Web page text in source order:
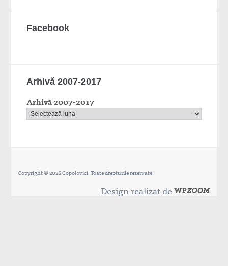
Facebook
Arhivă 2007-2017
Arhivă 2007-2017
Copyright © 2026 Copolovici. Toate drepturile rezervate.
Design realizat de